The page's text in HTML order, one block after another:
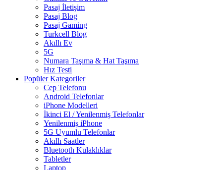
Pasaj İletişim
Pasaj Blog
Pasaj Gaming
Turkcell Blog
Akıllı Ev
5G
Numara Taşıma & Hat Taşıma
Hız Testi
Popüler Kategoriler
Cep Telefonu
Android Telefonlar
iPhone Modelleri
İkinci El / Yenilenmiş Telefonlar
Yenilenmiş iPhone
5G Uyumlu Telefonlar
Akıllı Saatler
Bluetooth Kulaklıklar
Tabletler
Laptop